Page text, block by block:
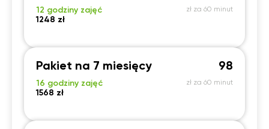
12 godziny zajęć
1248 zł
zł za 60 minut
Pakiet na 7 miesięcy
16 godziny zajęć
1568 zł
98
zł za 60 minut